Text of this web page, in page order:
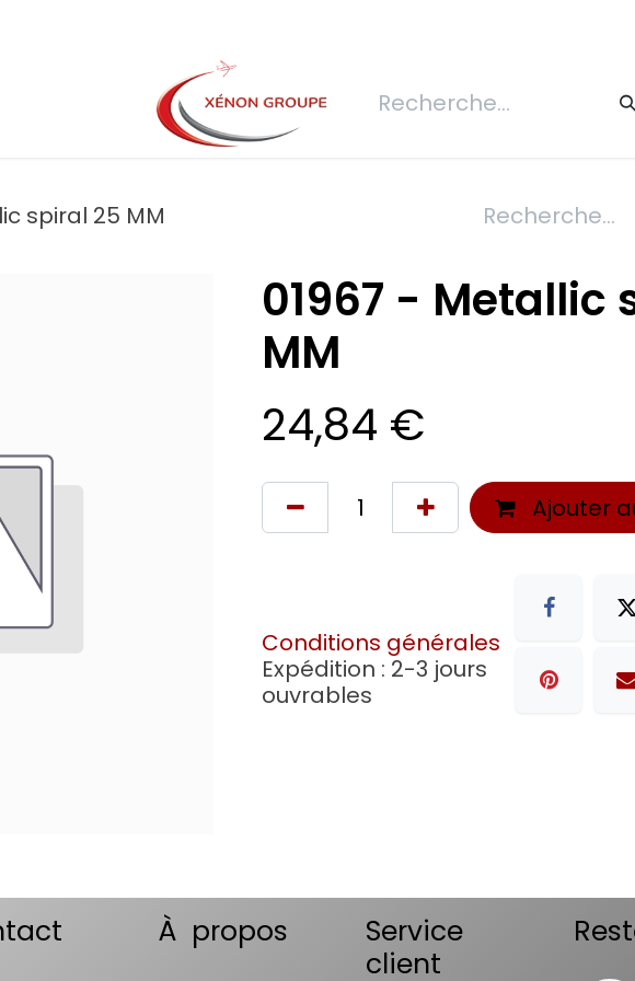
Demande de devis Connexion Réfection
spiral 25 MM
01967 - Metallic
MM
24,84 €
Ajouter
Conditions générales
Expédition : 2-3 jours
ouvrables
À propos
Service
client